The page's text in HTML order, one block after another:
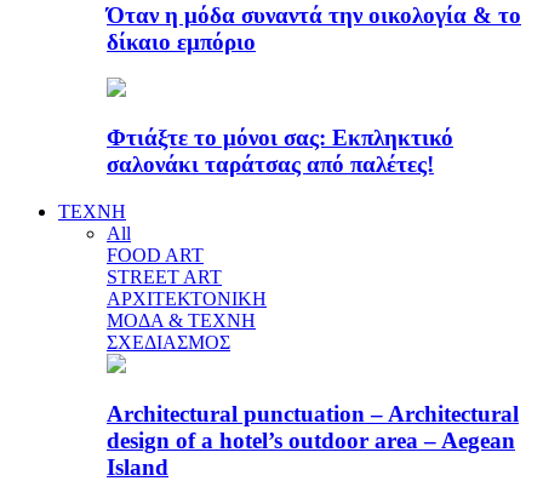
Όταν η μόδα συναντά την οικολογία & το
δίκαιο εμπόριο
Φτιάξτε το μόνοι σας: Εκπληκτικό
σαλονάκι ταράτσας από παλέτες!
ΤΕΧΝΗ
All
FOOD ART
STREET ART
ΑΡΧΙΤΕΚΤΟΝΙΚΗ
ΜΟΔΑ & ΤΕΧΝΗ
ΣΧΕΔΙΑΣΜΟΣ
Architectural punctuation – Architectural
design of a hotel’s outdoor area – Aegean
Island